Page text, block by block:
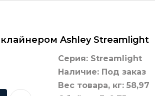
Ashley Streamlight
Серия: Streamlight
Наличие: Под заказ
Вес товара, кг: 58,97